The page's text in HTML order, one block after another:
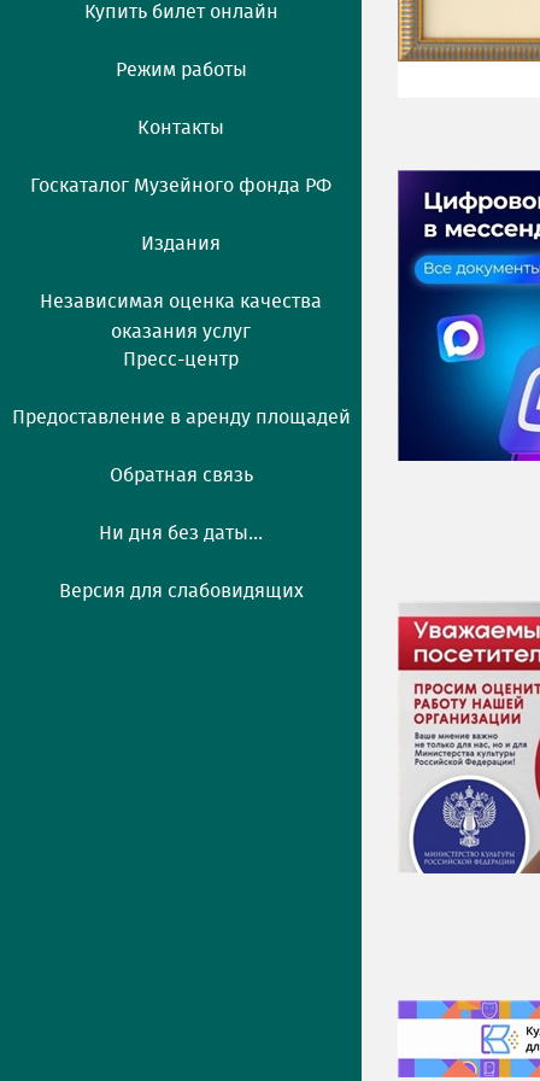
Купить билет онлайн
Режим работы
Контакты
Госкаталог Музейного фонда РФ
Издания
Независимая оценка качества
оказания услуг
Пресс-центр
Предоставление в аренду площадей
Обратная связь
Ни дня без даты...
Версия для слабовидящих